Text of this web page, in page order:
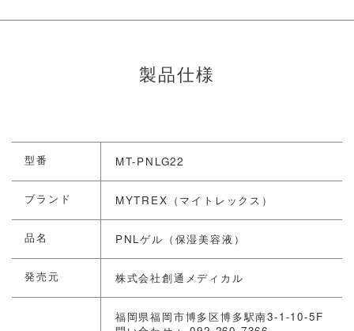
製品仕様
型番 MT-PNLG22
ブランド MYTREX（マイトレックス）
品名 PNLゲル（保湿美容液）
発売元 株式会社創通メディカル
福岡県福岡市博多区博多駅南3-1-10-5F